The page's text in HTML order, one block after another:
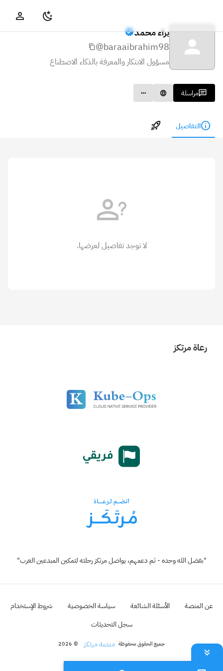
براء محمد
@baraaibrahim98
مسؤول الابتكار والمعرفة بالذكاء الاصطناع
مراسلة
التفاصيل
لا توجد تفاصيل لعرضها.
رعاة مرتكز
"بفضل الله وحده - ثم دعمهم، يواصل مرتكز رحلته لتمكين المبدعين العرب"
عن المنصة الأسئلة الشائعة سياسة الخصوصية
شروط الإستخدام
سجل التحديثات
جميع الحقوق محفوظة منصة مرتكز © 2026